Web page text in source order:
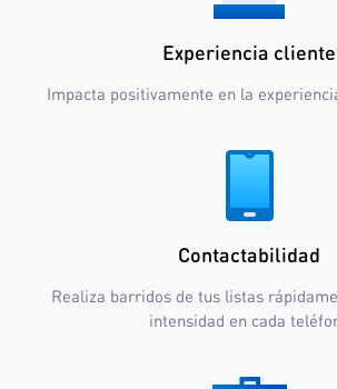
Experiencia cliente
Impacta positivamente en la
Contactabilidad
Realiza barridos de tus listas
intensidad en cada